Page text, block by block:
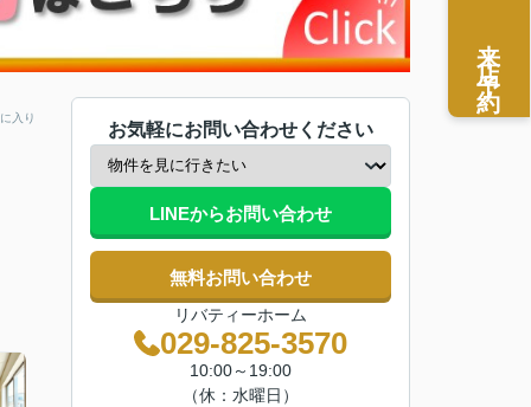
入り
お気軽にお問い合わせください
LINEからお問い合わせ
無料お問い合わせ
リバティーホーム
029-825-3570
10:00～19:00
（休：水曜日）
来店予約